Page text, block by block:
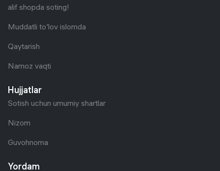
alif shopda soting!
Muddatli to'lov islomda
Qaytarish
Namoz vaqti
Hujjatlar
Sotish uchun umumiy shartlar
Nizom
Guvohnoma
Yordam